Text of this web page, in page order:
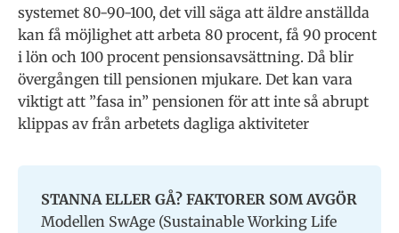
systemet 80-90-100, det vill säga att äldre anställda
kan få möjlighet att ar­beta 80 procent, få 90 procent
i lön och 100 procent pensionsavsättning. Då blir
övergången till pensionen mjukare. Det kan vara
viktigt att ”fasa in” pensionen för att inte så abrupt
klippas av från ar­betets dagliga aktiviteter
STANNA ELLER GÅ? FAKTORER SOM AVGÖR
Modellen SwAge (Sustainable Working Life